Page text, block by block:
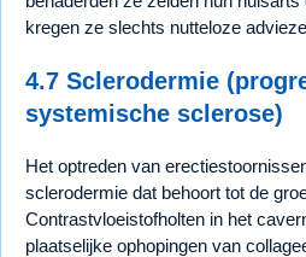
kregen ze slechts nutteloze
4.7 Sclerodermie
systemische sclerose)
Het optreden van
sclerodermie dat behoort tot de
Contrastvloeistofholten in het
plaatselijke ophopingen van